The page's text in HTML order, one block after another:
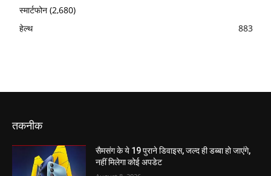
स्मार्टफोन (2,680)
हेल्थ
883
तकनीक
सैमसंग के ये 19 पुराने डिवाइस, जल्द ही डब्बा हो जाएंगे,
नहीं मिलेगा कोई अपडेट